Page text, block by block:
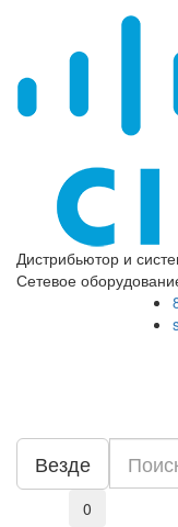
Дистрибьютор и
Сетевое
Везде
0